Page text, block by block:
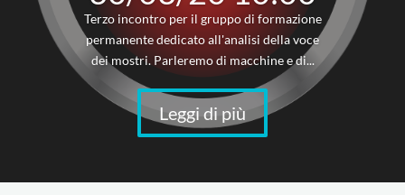
Terzo incontro per il gruppo di formazione
permanente dedicato all'analisi della voce
dei mostri. Parleremo di macchine e di...
Leggi di più